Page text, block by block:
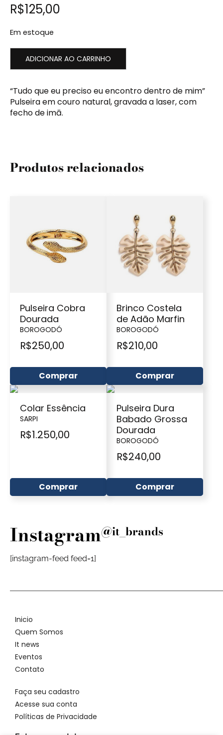
R$125,00
Em estoque
ADICIONAR AO CARRINHO
“Tudo que eu preciso eu encontro dentro de mim”
Pulseira em couro natural, gravada a laser, com
fecho de imā.
Produtos relacionados
Pulseira Cobra
Dourada
BOROGODÓ
R$250,00
Comprar
Brinco Costela
de Adão Marfin
BOROGODÓ
R$210,00
Comprar
Colar Essência
SARPI
R$1.250,00
Comprar
Pulseira Dura
Babado Grossa
Dourada
BOROGODÓ
R$240,00
Comprar
Instagram@it_brands
[instagram-feed feed=1]
Inicio
Quem Somos
It news
Eventos
Contato
Faça seu cadastro
Acesse sua conta
Políticas de Privacidade